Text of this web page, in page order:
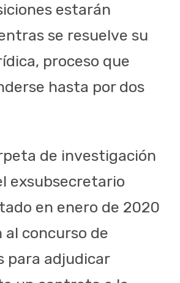
estarán
se resuelve su
proceso que
hasta por dos
de investigación
exsubsecretario
en enero de 2020
al concurso de
para adjudicar